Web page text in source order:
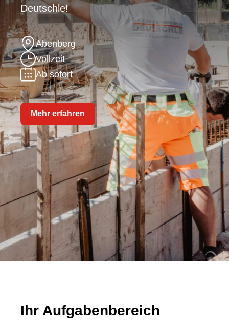
Deutschle!
Abenberg
Vollzeit
Ab sofort
Mehr erfahren
Ihr Aufgabenbereich